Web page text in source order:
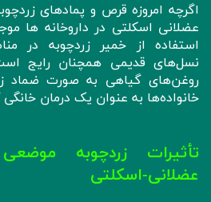
اگرچه امروزه قرص و پمادهای
عضلانی اسکلتی در داروخانه ها
استفاده از خمیر زردچوبه در
نسل‌های قدیمی همچنان رایج
روغن‌های گیاهی به صورت ضماد
خانواده‌ها به عنوان یک درمان خانگی
تأثیرات زردچوبه
عضلانی-اسکلتی